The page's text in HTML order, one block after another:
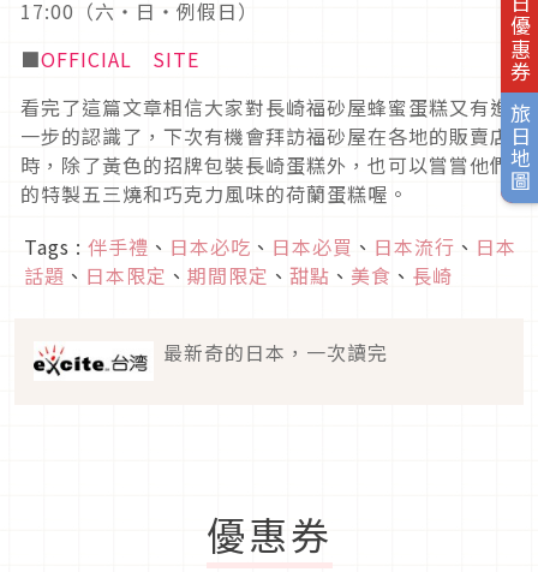
旅日優惠券
旅日地圖
17:00（六・日・例假日）
■OFFICIAL SITE
看完了這篇文章相信大家對長崎福砂屋蜂蜜蛋糕又有進
一步的認識了，下次有機會拜訪福砂屋在各地的販賣店
時，除了黃色的招牌包裝長崎蛋糕外，也可以嘗嘗他們
的特製五三燒和巧克力風味的荷蘭蛋糕喔。
Tags : 伴手禮 、 日本必吃 、 日本必買 、 日本流行 、 日本
話題 、 日本限定 、 期間限定 、 甜點 、 美食 、 長崎
最新奇的日本，一次讀完
優惠券